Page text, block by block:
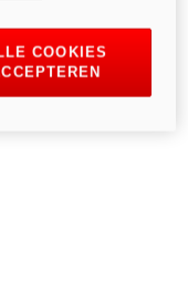
COOKIES